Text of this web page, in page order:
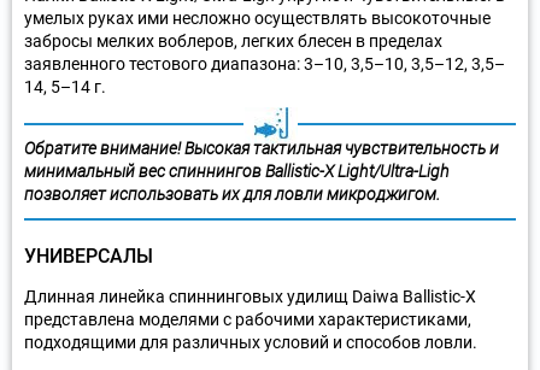
умелых руках ими несложно осуществлять высокоточные
забросы мелких воблеров, легких блесен в пределах
заявленного тестового диапазона: 3–10, 3,5–10, 3,5–12, 3,5–
14, 5–14 г.
Обратите внимание! Высокая тактильная чувствительность и
минимальный вес спиннингов Ballistic-X Light/Ultra-Ligh
позволяет использовать их для ловли микроджигом.
УНИВЕРСАЛЫ
Длинная линейка спиннинговых удилищ Daiwa Ballistic-X
представлена моделями с рабочими характеристиками,
подходящими для различных условий и способов ловли.